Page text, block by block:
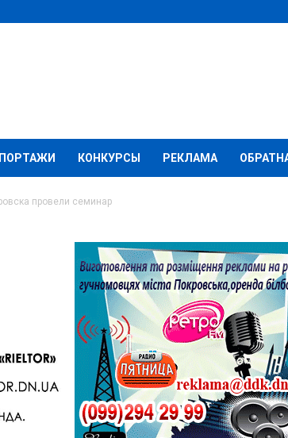
КОНКУРСЫ РЕКЛАМА
провели семинар
Мирнограда и